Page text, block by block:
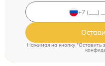
Нажимая на кнопку "Оставить